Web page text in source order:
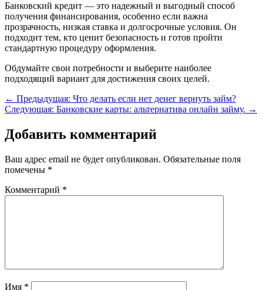
Банковский кредит — это надежный и выгодный способ
получения финансирования, особенно если важна
прозрачность, низкая ставка и долгосрочные условия. Он
подходит тем, кто ценит безопасность и готов пройти
стандартную процедуру оформления.
Обдумайте свои потребности и выберите наиболее
подходящий вариант для достижения своих целей.
← Предыдущая: Что делать если нет денег вернуть займ?
Следующая: Банковские карты: альтернатива онлайн займу. →
Добавить комментарий
Ваш адрес email не будет опубликован. Обязательные поля
помечены *
Комментарий *
Имя *